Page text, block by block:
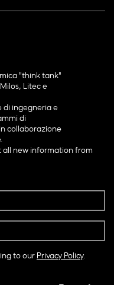
"think tank"
Litec e
di ingegneria e
di
collaborazione
all new information from
to our Privacy Policy.